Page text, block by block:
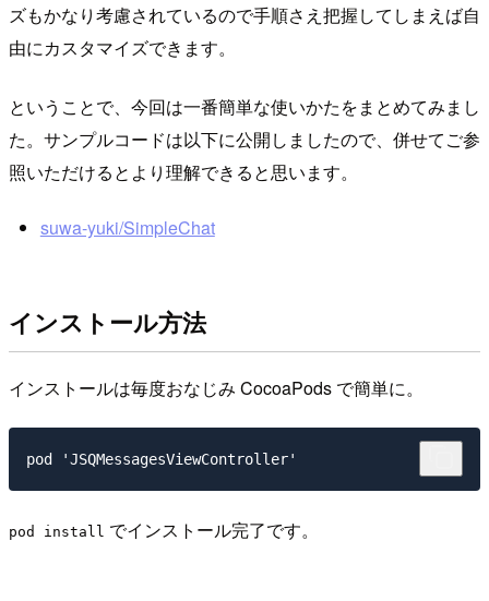
ズもかなり考慮されているので手順さえ把握してしまえば自
由にカスタマイズできます。
ということで、今回は一番簡単な使いかたをまとめてみまし
た。サンプルコードは以下に公開しましたので、併せてご参
照いただけるとより理解できると思います。
suwa-yuki/SimpleChat
インストール方法
インストールは毎度おなじみ CocoaPods で簡単に。
pod install でインストール完了です。